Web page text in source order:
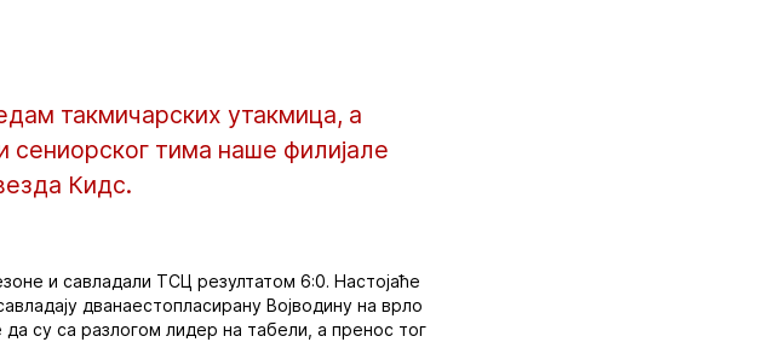
такмичарских утакмица, а
сениорског тима наше филијале
Кидс.
и савладали ТСЦ резултатом 6:0. Настојаће
дванаестопласирану Војводину на врло
су са разлогом лидер на табели, а пренос тог